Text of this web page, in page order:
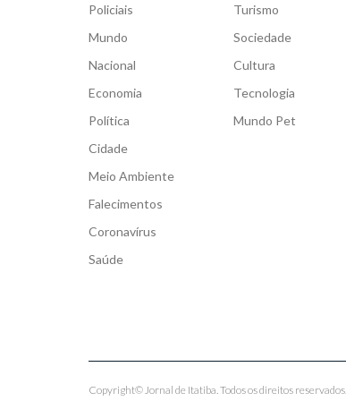
Policiais
Mundo
Nacional
Economia
Política
Cidade
Meio Ambiente
Falecimentos
Coronavírus
Saúde
Turismo
Sociedade
Cultura
Tecnologia
Mundo Pet
Copyright© Jornal de Itatiba. Todos os direitos reservados.